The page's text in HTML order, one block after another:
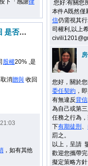
您好:有關您
本件A既然僅
信仍需視其
司權利,以上
您好，關於
委任契約 ，
有無違反背信
為自己或第
任務之行為
下有期徒刑 、
罰之。
以上，呈請
歡迎您攜帶
擬定策略方
下「感謝律
股票贈與之後 原贈與人想收回 是否能成功??
股權20% ,是
消贈與 收回
，如有其他